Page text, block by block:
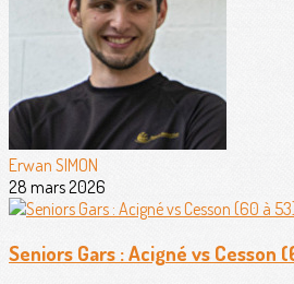
Erwan SIMON
28 mars 2026
Seniors Gars : Acigné vs Cesson